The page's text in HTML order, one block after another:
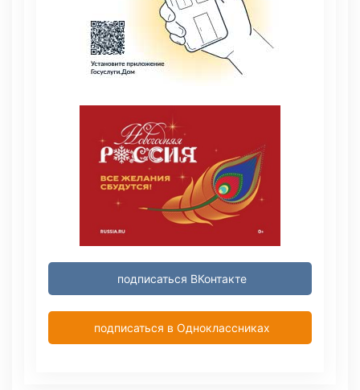
подписаться ВКонтакте
подписаться в Одноклассниках